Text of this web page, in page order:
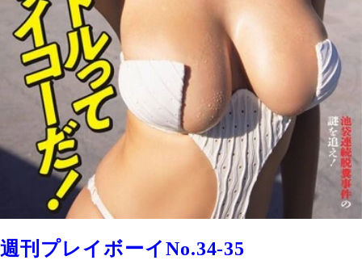
週刊プレイボーイNo.34-35